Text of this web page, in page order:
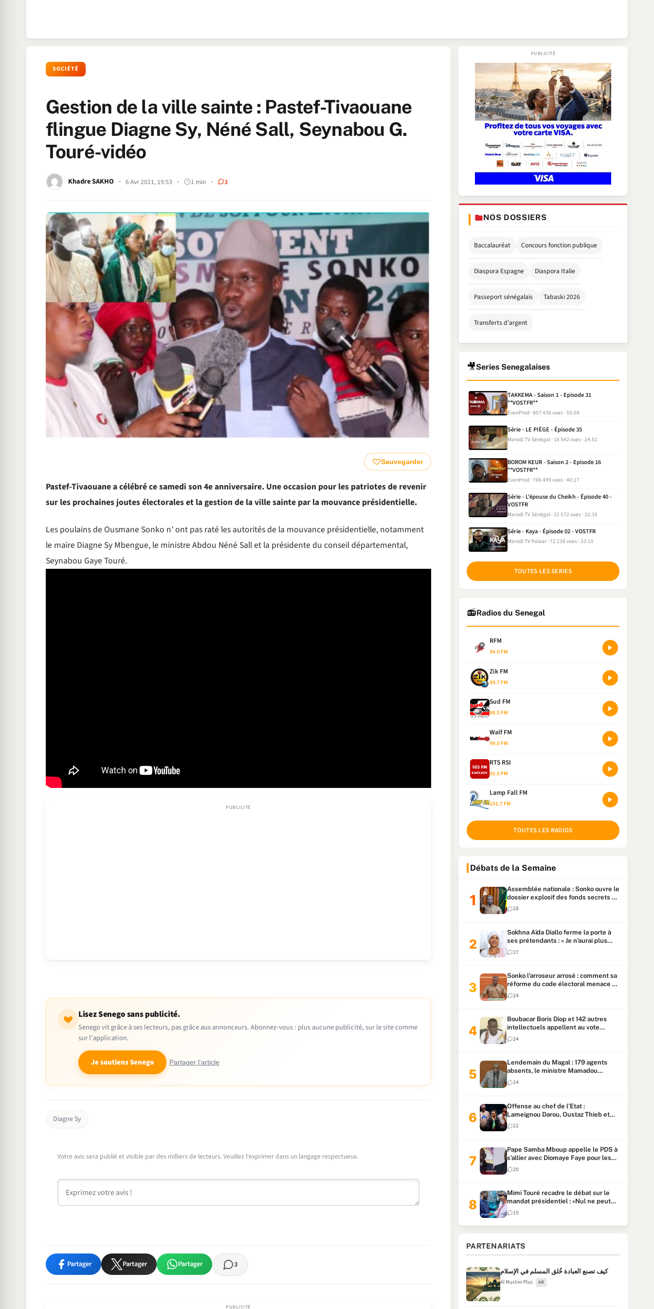
SOCIÉTÉ
Gestion de la ville sainte : Pastef-Tivaouane
flingue Diagne Sy, Néné Sall, Seynabou G.
Touré-vidéo
Khadre SAKHO 6 Avr 2021, 19:53 1 min 3
Sauvegarder
Pastef-Tivaouane a célébré ce samedi son 4e anniversaire. Une occasion pour les patriotes de revenir
sur les prochaines joutes électorales et la gestion de la ville sainte par la mouvance présidentielle.
Les poulains de Ousmane Sonko n’ ont pas raté les autorités de la mouvance présidentielle, notamment
le maire Diagne Sy Mbengue, le ministre Abdou Néné Sall et la présidente du conseil départemental,
Seynabou Gaye Touré.
Lisez Senego sans publicité.
Senego vit grâce à ses lecteurs, pas grâce aux annonceurs. Abonnez-vous : plus aucune publicité, sur le site comme
sur l'application.
Je soutiens Senego Partager l'article
Diagne Sy
Votre avis sera publié et visible par des milliers de lecteurs. Veuillez l'exprimer dans un langage respectueux.
Partager Partager Partager 3
NOS DOSSIERS
Baccalauréat Concours fonction publique
Diaspora Espagne Diaspora Italie
Passeport sénégalais Tabaski 2026
Transferts d'argent
🎥Series Senegalaises
TAKKEMA - Saison 1 - Episode 31
**VOSTFR**
EvenProd 807 438 vues 55:08
Série - LE PIÈGE - Épisode 35
Marodi TV Sénégal 16 542 vues 24:51
BOROM KEUR - Saison 2 - Episode 16
**VOSTFR**
EvenProd 786 499 vues 40:27
Série - L'épouse du Cheikh - Épisode 40 -
VOSTFR
Marodi TV Sénégal 22 572 vues 32:35
Série - Kaya - Épisode 02 - VOSTFR
Marodi TV Pulaar 72 238 vues 33:15
TOUTES LES SERIES
📻Radios du Senegal
RFM
94.0 FM
Zik FM
89.7 FM
Sud FM
98.5 FM
Walf FM
99.0 FM
RTS RSI
92.5 FM
Lamp Fall FM
101.7 FM
TOUTES LES RADIOS
Débats de la Semaine
Assemblée nationale : Sonko ouvre le
dossier explosif des fonds secrets et
du patrimoine présidentiel
28
Sokhna Aïda Diallo ferme la porte à
ses prétendants : « Je n’aurai plus
jamais un autre mari »
27
Sonko l’arroseur arrosé : comment sa
réforme du code électoral menace sa
candidature
24
Boubacar Boris Diop et 142 autres
intellectuels appellent au vote
urgent de la révision
constitutionnelle
24
Lendemain du Magal : 179 agents
absents, le ministre Mamadou
Lamine Dianté exige des explications
24
Offense au chef de l’Etat :
Lameignou Darou, Oustaz Thieb et
Ndiaye Touba lourdement
condamnés
22
Pape Samba Mboup appelle le PDS à
s’allier avec Diomaye Faye pour les
locales et tacle Sonko
20
Mimi Touré recadre le débat sur le
mandat présidentiel : «Nul ne peut
faire plus de deux mandats
consécutifs de 5 ans»
19
PARTENARIATS
كيف تصنع العبادة خُلق المسلم في الإسلام
Al Muslim Plus AR